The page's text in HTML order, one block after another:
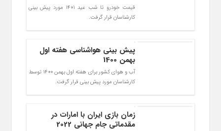
قیمت خودرو تا شب عید 1401 مورد پیش بینی
کارشناسان قرار گرفت.
پیش بینی هواشناسی هفته اول
بهمن 1400
آب و هوای کشور برای هفته اول بهمن 1400 توسط
کارشناسان مورد پیش بینی قرار گرفت.
زمان بازی ایران با امارات در
مقدماتی جام جهانی 2022